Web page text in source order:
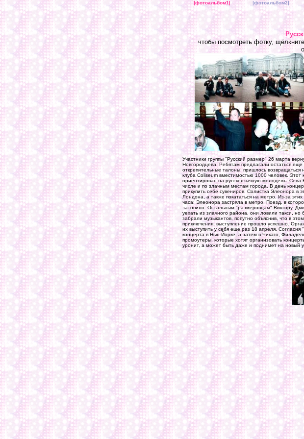
|фотоальбом1| |фотоальбом2|
чтобы посмотреть фотку,
Участники группы "Русский размер" 26 марта
Новгородцева. Ребятам предлагали остаться
открепительные талоны, пришлось
клуба Coliseum вместимостью 1000 человек.
ориентирован на русскоязычную молодежь. Сева
числе и по злачным местам города. В день
прикупить себе сувениров. Солистка Элеонора в
Лондона, а также покататься на метро. Из-за
часа: Элеонора застряла в метро. Поезд, в
затопило. Остальным "размеровцам" Виктору,
уехать из злачного района, они ловили такси,
забрали музыкантов, попутно объяснив, что в
приключения, выступление прошло успешно.
их выступить у себя еще раз 18 апреля.
концерта в Нью-Йорке, а затем в Чикаго,
промоутеры, которые хотят организовать
уронит, а может быть даже и поднимет на новый